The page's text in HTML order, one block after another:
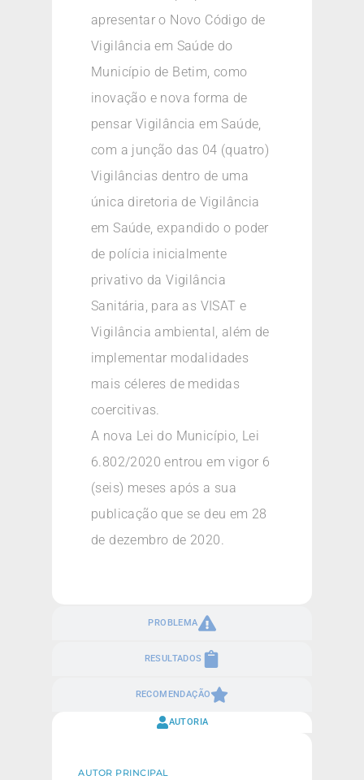
PROBLEMA
RESULTADOS
RECOMENDAÇÃO
apresentar o Novo Código de
Vigilância em Saúde do
Município de Betim, como
inovação e nova forma de
pensar Vigilância em Saúde,
com a junção das 04 (quatro)
Vigilâncias dentro de uma
única diretoria de Vigilância
em Saúde, expandido o poder
de polícia inicialmente
privativo da Vigilância
Sanitária, para as VISAT e
Vigilância ambiental, além de
implementar modalidades
mais céleres de medidas
coercitivas.
A nova Lei do Município, Lei
6.802/2020 entrou em vigor 6
(seis) meses após a sua
publicação que se deu em 28
de dezembro de 2020.
AUTORIA
AUTOR PRINCIPAL